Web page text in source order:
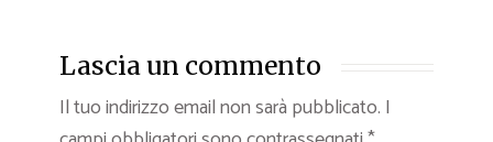
Lascia un commento
Il tuo indirizzo email non sarà pubblicato. I